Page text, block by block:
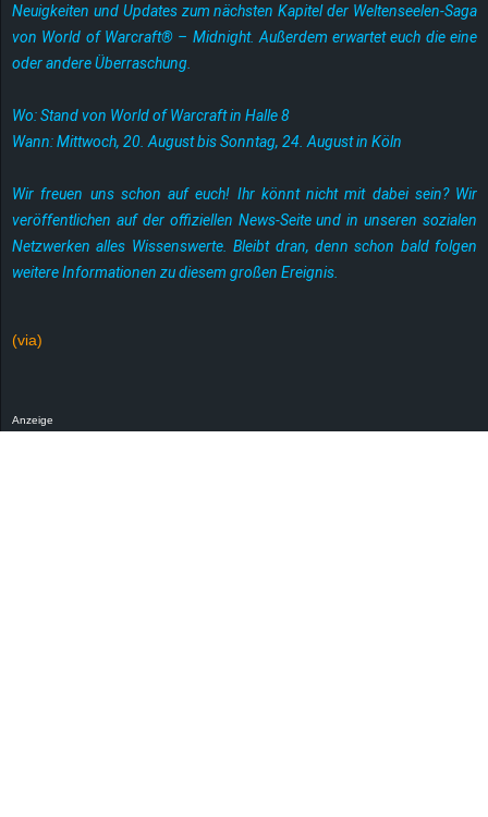
Neuigkeiten und Updates zum nächsten Kapitel der Weltenseelen-Saga
von World of Warcraft® – Midnight. Außerdem erwartet euch die eine
oder andere Überraschung.
Wo: Stand von World of Warcraft in Halle 8
Wann: Mittwoch, 20. August bis Sonntag, 24. August in Köln
Wir freuen uns schon auf euch! Ihr könnt nicht mit dabei sein? Wir
veröffentlichen auf der offiziellen News-Seiteund in unseren sozialen
Netzwerken alles Wissenswerte. Bleibt dran, denn schon bald folgen
weitere Informationen zu diesem großen Ereignis.
(via)
Anzeige